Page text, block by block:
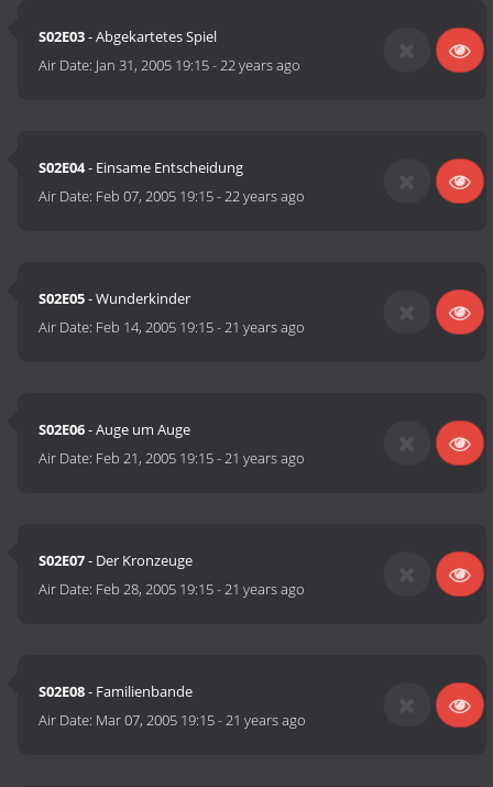
S02E03- Abgekartetes Spiel
Air Date: Jan 31, 2005 19:15-22 years ago
S02E04- Einsame Entscheidung
Air Date: Feb 07, 2005 19:15-22 years ago
S02E05- Wunderkinder
Air Date: Feb 14, 2005 19:15-21 years ago
S02E06- Auge um Auge
Air Date: Feb 21, 2005 19:15-21 years ago
S02E07- Der Kronzeuge
Air Date: Feb 28, 2005 19:15-21 years ago
S02E08- Familienbande
Air Date: Mar 07, 2005 19:15-21 years ago